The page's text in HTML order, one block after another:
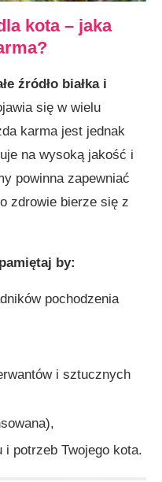
kota – jaka
źródło białka i
się w wielu
karma jest jednak
na wysoką jakość i
powinna zapewniać
zdrowie bierze się z
by:
pochodzenia
i sztucznych
i potrzeb Twojego kota.